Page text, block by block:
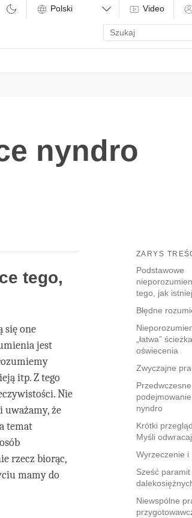
Video
Enter
search
term
nyndro
ZARYS
Podstawowe
tego, jak
Błędne
„łatwa”
oświecenia
Zwyczajne
Przedwczesne
nyndro
Krótki
Myśli
Wyrzeczenie i
Sześć paramit
Niewspólne
tego,
się one
jest
itp. Z tego
Nie
że
temat
rzecz biorąc,
mamy do